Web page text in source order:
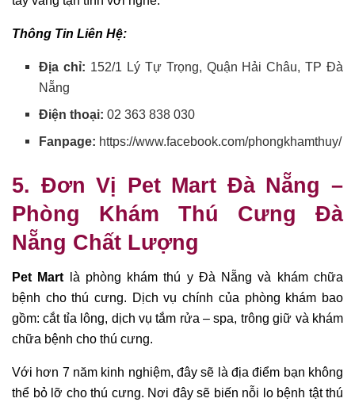
Thông Tin Liên Hệ:
Địa chỉ: 152/1 Lý Tự Trọng, Quận Hải Châu, TP Đà
Nẵng
Điện thoại: 02 363 838 030
Fanpage: https://www.facebook.com/phongkhamthuy/
5. Đơn Vị Pet Mart Đà Nẵng –
Phòng Khám Thú Cưng Đà
Nẵng Chất Lượng
Pet Mart là phòng khám thú y Đà Nẵng và khám chữa
bệnh cho thú cưng. Dịch vụ chính của phòng khám bao
gồm: cắt tỉa lông, dịch vụ tắm rửa – spa, trông giữ và khám
chữa bệnh cho thú cưng.
Với hơn 7 năm kinh nghiệm, đây sẽ là địa điểm bạn không
thể bỏ lỡ cho thú cưng. Nơi đây sẽ biến nỗi lo bệnh tật thú